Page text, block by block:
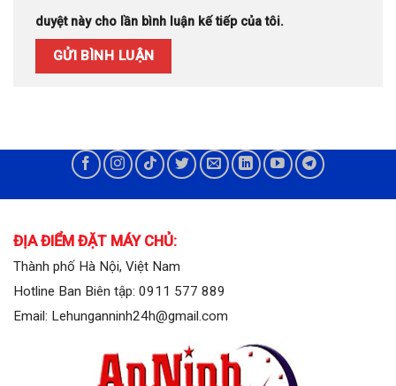
duyệt này cho lần bình luận kế tiếp của tôi.
ĐỊA ĐIỂM ĐẶT MÁY CHỦ:
Thành phố Hà Nội, Việt Nam
Hotline Ban Biên tập: 0911 577 889
Email: Lehunganninh24h@gmail.com